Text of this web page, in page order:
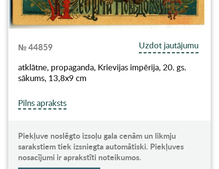
№ 44859
Uzdot jautājumu
atklātne, propaganda, Krievijas impērija, 20. gs.
sākums, 13,8x9 cm
Pilns apraksts
Piekļuve noslēgto izsoļu gala cenām un likmju
sarakstiem tiek izsniegta automātiski. Piekļuves
nosacījumi ir aprakstīti noteikumos.